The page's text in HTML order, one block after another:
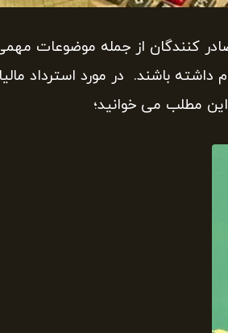
کنندگان از جمله موضوعات
داشته باشند. در مورد استرداد
مطلب می خوانید؛